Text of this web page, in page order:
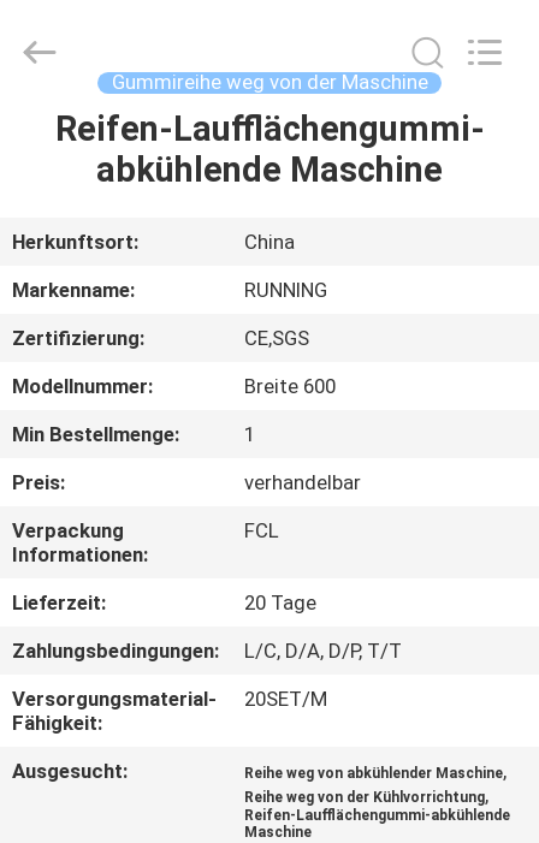
HAUS
ÜBER
UNS
FABRIK-
AUSFLUG
QUALITÄTSKONTROLLE
TRETEN
SIE
UNS
IN
CO.,LTD.
Gummireihe weg von der Maschine
Reifen-Laufflächengummi-
abkühlende Maschine
Herkunftsort:
China
Markenname:
RUNNING
Zertifizierung:
CE,SGS
Modellnummer:
Breite 600
Min Bestellmenge:
1
Preis:
verhandelbar
Verpackung
Informationen:
FCL
Lieferzeit:
20 Tage
Zahlungsbedingungen:
L/C, D/A, D/P, T/T
Versorgungsmaterial-
Fähigkeit:
20SET/M
Ausgesucht: Reihe weg von abkühlender Maschine,
Reihe weg von der Kühlvorrichtung,
Reifen-Laufflächengummi-abkühlende
Maschine